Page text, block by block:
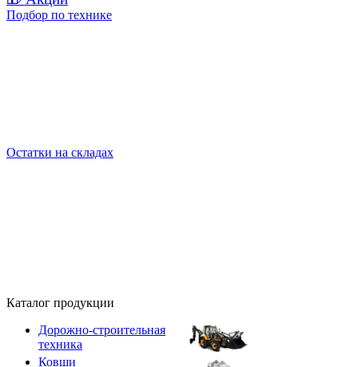
Подбор по технике
Остатки на складах
Каталог продукции
Дорожно-строительная
техника
Ковши